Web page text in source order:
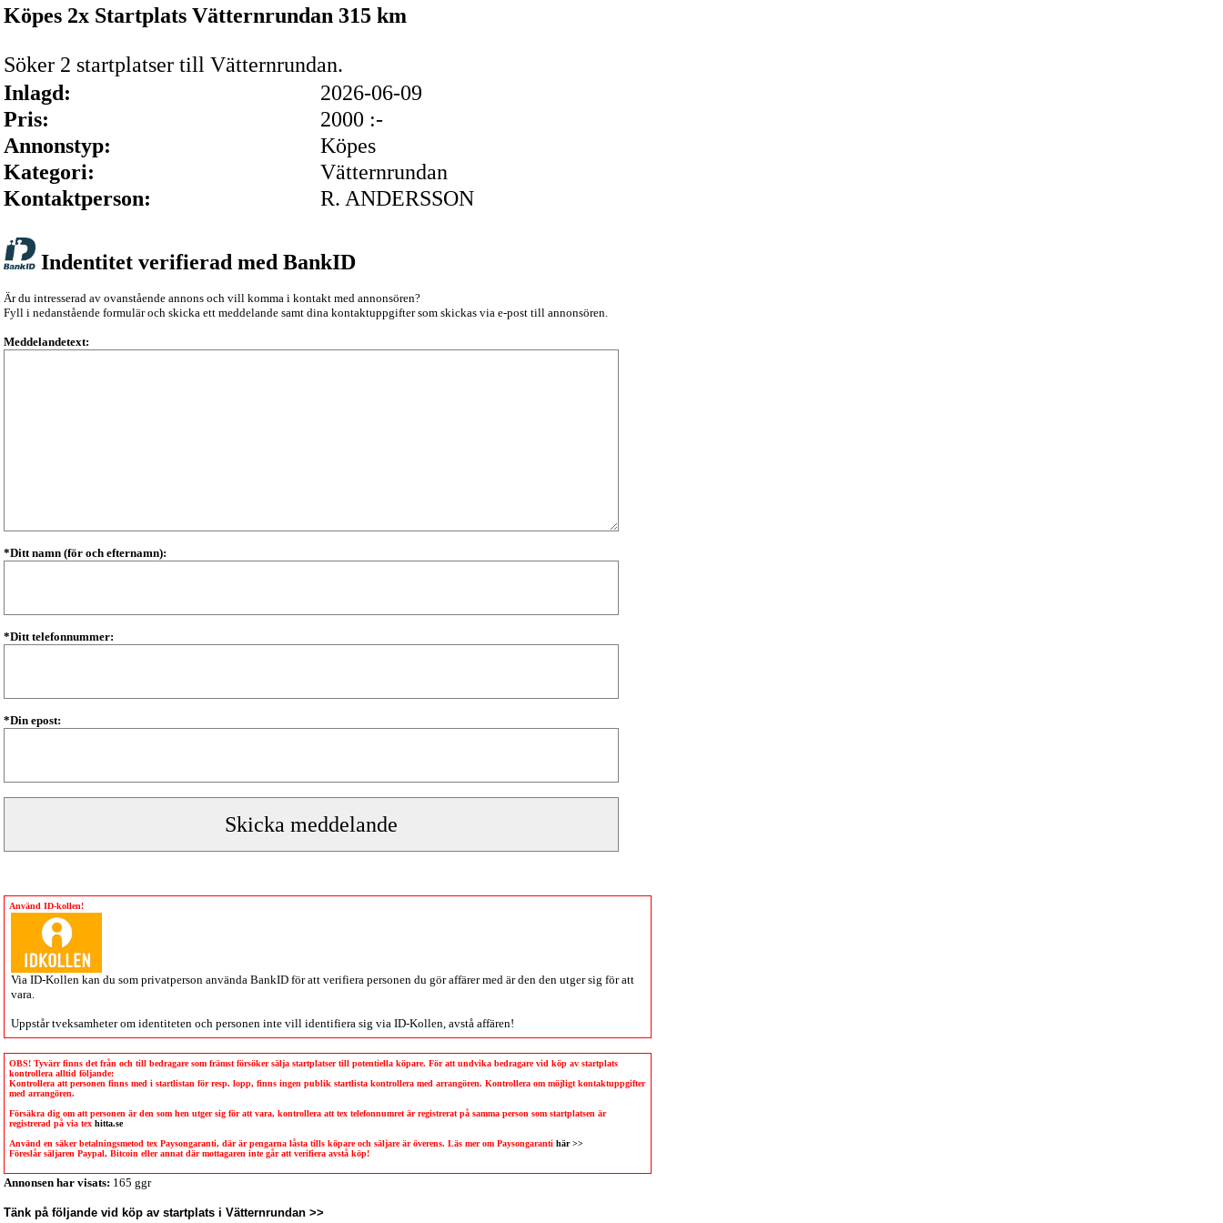
Köpes 2x Startplats Vätternrundan 315 km
Söker 2 startplatser till Vätternrundan.
Inlagd:
2026-06-09
Pris:
2000 :-
Annonstyp:
Köpes
Kategori:
Vätternrundan
Kontaktperson:
R. ANDERSSON
Indentitet verifierad med BankID
Är du intresserad av ovanstående annons och vill komma i kontakt med annonsören?
Fyll i nedanstående formulär och skicka ett meddelande samt dina kontaktuppgifter som skickas via e-post till annonsören.
Meddelandetext:
*Ditt namn (för och efternamn):
*Ditt telefonnummer:
*Din epost:
Använd ID-kollen!
Via ID-Kollen kan du som privatperson använda BankID för att verifiera personen du gör affärer med är den den utger sig för att
vara.
Uppstår tveksamheter om identiteten och personen inte vill identifiera sig via ID-Kollen , avstå affären!
OBS! Tyvärr finns det från och till bedragare som främst försöker sälja startplatser till potentiella köpare. För att undvika bedragare vid köp av startplats
kontrollera alltid följande:
Kontrollera att personen finns med i startlistan för resp. lopp, finns ingen publik startlista kontrollera med arrangören. Kontrollera om möjligt kontaktuppgifter
med arrangören.
Försäkra dig om att personen är den som hen utger sig för att vara, kontrollera att tex telefonnumret är registrerat på samma person som startplatsen är
registrerad på via tex hitta.se
Använd en säker betalningsmetod tex Paysongaranti, där är pengarna låsta tills köpare och säljare är överens. Läs mer om Paysongaranti här >>
Föreslår säljaren Paypal, Bitcoin eller annat där mottagaren inte går att verifiera avstå köp!
Annonsen har visats: 165 ggr
Tänk på följande vid köp av startplats i Vätternrundan >>